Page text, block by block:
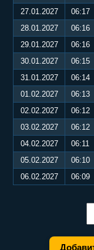
27.01.2027
06:17
28.01.2027
06:16
29.01.2027
06:16
30.01.2027
06:15
31.01.2027
06:14
01.02.2027
06:13
02.02.2027
06:12
03.02.2027
06:12
04.02.2027
06:11
05.02.2027
06:10
06.02.2027
06:09